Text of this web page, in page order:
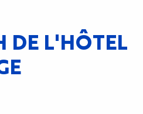
DE L'HÔTEL